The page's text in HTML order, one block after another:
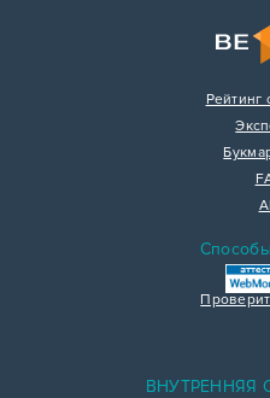
Рейтинг
ВНУТРЕННЯЯ